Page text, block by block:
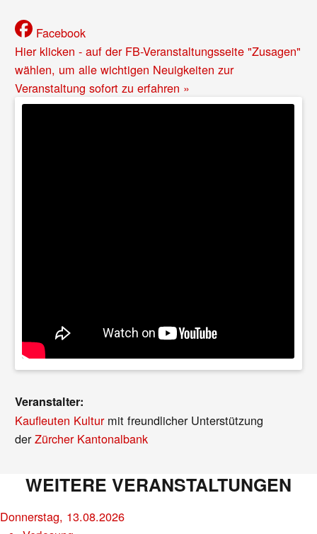
Facebook
Hier klicken - auf der FB-Veranstaltungsseite "Zusagen"
wählen, um alle wichtigen Neuigkeiten zur
Veranstaltung sofort zu erfahren »
Veranstalter:
Kaufleuten Kulturmit freundlicher Unterstützung
derZürcher Kantonalbank
WEITERE VERANSTALTUNGEN
Donnerstag, 13.08.2026